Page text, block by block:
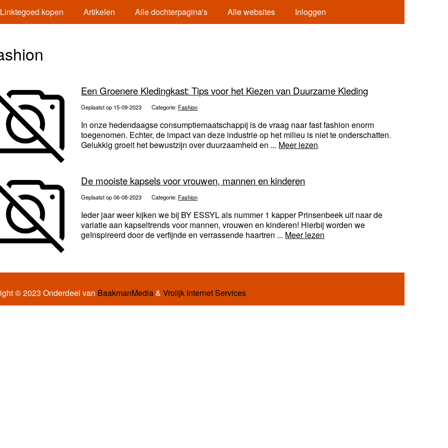
Linktegoed kopen Artikelen Alle dochterpagina's Alle websites Inloggen
Een Groenere Kledingkast: Tips voor het Kiezen van Duurzame Kleding
Geplaatst op 15-09-2023 Categorie: Fashion
In onze hedendaagse consumptiemaatschappij is de vraag naar fast fashion enorm
toegenomen. Echter, de impact van deze industrie op het milieu is niet te onderschatten.
Gelukkig groeit het bewustzijn over duurzaamheid en ... Meer lezen
De mooiste kapsels voor vrouwen, mannen en kinderen
Geplaatst op 06-08-2023 Categorie: Fashion
Ieder jaar weer kijken we bij BY ESSYL als nummer 1 kapper Prinsenbeek uit naar de
variatie aan kapseltrends voor mannen, vrouwen en kinderen! Hierbij worden we
geïnspireerd door de verfijnde en verrassende haartren ... Meer lezen
© 2023 Onderdeel van BaakmanMedia& Vrolijk Internet Services